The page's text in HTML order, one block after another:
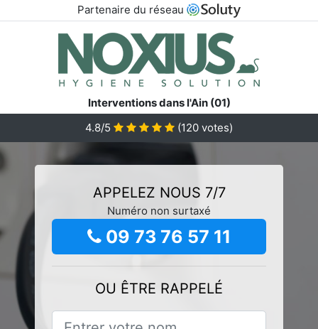
Partenaire du réseau
Interventions dans l'Ain (01)
4.8/5
(120 votes)
APPELEZ NOUS 7/7
Numéro non surtaxé
09 73 76 57 11
OU ÊTRE RAPPELÉ